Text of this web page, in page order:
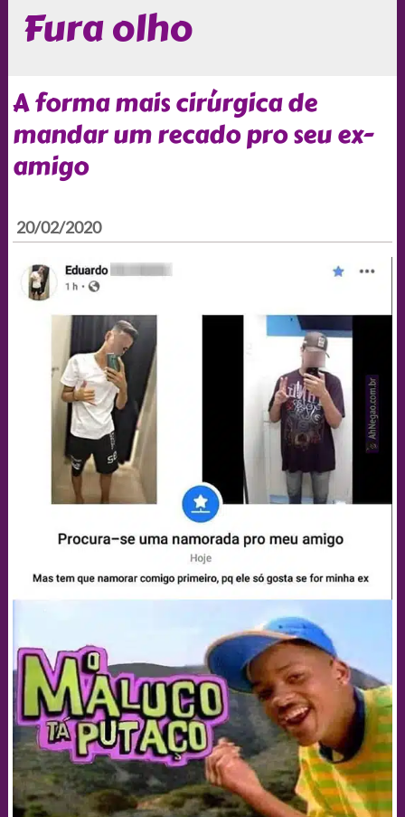
Fura olho
A forma mais cirúrgica de
mandar um recado pro seu ex-
amigo
20/02/2020